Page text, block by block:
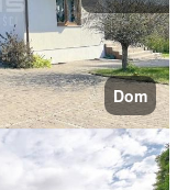
Dom